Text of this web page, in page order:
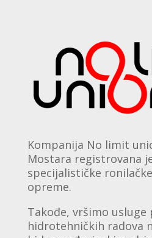
Kompanija No limit
Mostara registrovana
specijalističke
opreme.
Takođe, vršimo usluge
hidrotehničkih radova